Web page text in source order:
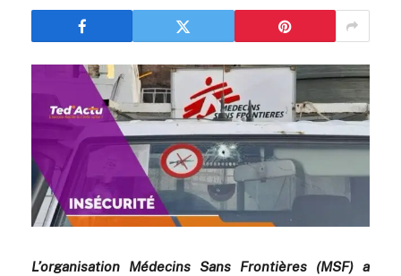
L’organisation Médecins Sans Frontières (MSF) a